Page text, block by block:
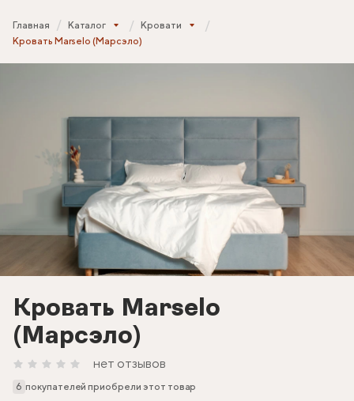
Главная Каталог
Кровати
Кровать Marselo (Марсэло)
Кровать Marselo
(Марсэло)
нет отзывов
6 покупателей приобрели этот товар